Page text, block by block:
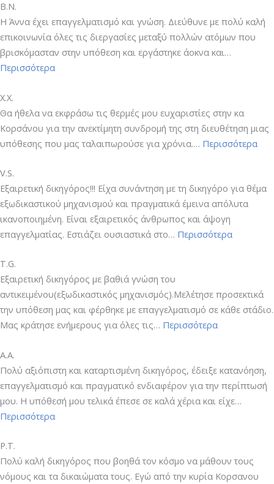
Β.Ν.
Η Άννα έχει επαγγελματισμό και γνώση. Διεύθυνε με πολύ καλή
επικοινωνία όλες τις διεργασίες μεταξύ πολλών ατόμων που
βρισκόμασταν στην υπόθεση και εργάστηκε άοκνα και…
Περισσότερα“Β.Ν.”
Χ.Χ.
Θα ήθελα να εκφράσω τις θερμές μου ευχαριστίες στην κα
Κορσάνου για την ανεκτίμητη συνδρομή της στη διευθέτηση μιας
υπόθεσης που μας ταλαιπωρούσε για χρόνια.… Περισσότερα
V.S.
Εξαιρετική δικηγόρος!!! Είχα συνάντηση με τη δικηγόρο για θέμα
εξωδικαστικού μηχανισμού και πραγματικά έμεινα απόλυτα
ικανοποιημένη. Είναι εξαιρετικός άνθρωπος και άψογη
επαγγελματίας. Εστιάζει ουσιαστικά στο… Περισσότερα“V.S.”
T.G.
Εξαιρετική δικηγόρος με βαθιά γνώση του
αντικειμένου(εξωδικαστικός μηχανισμός).Μελέτησε προσεκτικά
την υπόθεση μας και φέρθηκε με επαγγελματισμό σε κάθε στάδιο.
Μας κράτησε ενήμερους για όλες τις… Περισσότερα“T.G.”
Α.Α.
Πολύ αξιόπιστη και καταρτισμένη δικηγόρος, έδειξε κατανόηση,
επαγγελματισμό και πραγματικό ενδιαφέρον για την περίπτωσή
μου. Η υπόθεσή μου τελικά έπεσε σε καλά χέρια και είχε…
Περισσότερα“Α.Α.”
Ρ.Τ.
Πολύ καλή δικηγόρος που βοηθά τον κόσμο να μάθουν τους
νόμους και τα δικαιώματα τους. Εγώ από την κυρία Κορσανου